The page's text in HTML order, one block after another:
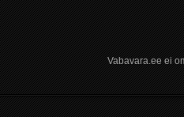
Vabavara.ee ei